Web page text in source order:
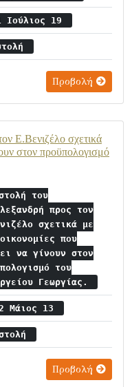
Ιούλιος 19
Προβολή
Ε.Βενιζέλο σχετικά
στον προϋπολογισμό
του
προς τον
σχετικά με
που
να γίνουν στον
του
Γεωργίας.
Μάιος 13
Προβολή